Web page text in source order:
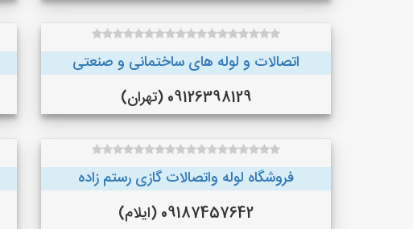
اتصالات و لوله های ساختمانی و صنعتی
09126398129 (تهران)
فروشگاه لوله واتصالات گازی رستم زاده
09187457642 (ایلام)